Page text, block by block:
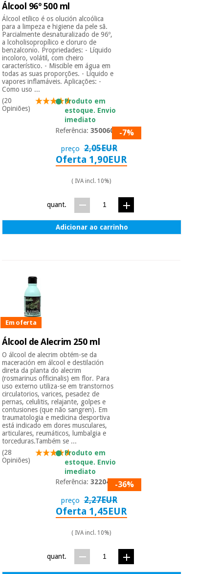
Álcool 96º 500 ml
Álcool etílico é os olución alcoólica
para a limpeza e higiene da pele sã.
Parcialmente desnaturalizado de 96º,
a lcoholisopropílico e cloruro de
benzalconio. Propriedades: - Líquido
incoloro, volátil, com cheiro
característico. - Miscible em água em
todas as suas proporções. - Líquido e
vapores inflamáveis. Aplicações: -
Como uso ...
(20
Opiniões)
Produto em
estoque. Envio
imediato
Referência:3500601 -7%
preço 2,05EUR
Oferta 1,90EUR
( IVA incl. 10%)
quant.
Adicionar ao carrinho
Em oferta
Álcool de Alecrim 250 ml
O álcool de alecrim obtém-se da
maceración em álcool e destilación
direta da planta do alecrim
(rosmarinus officinalis) em flor. Para
uso externo utiliza-se em transtornos
circulatorios, varices, pesadez de
pernas, celulitis, relajante, golpes e
contusiones (que não sangren). Em
traumatologia e medicina desportiva
está indicado em dores musculares,
articulares, reumáticos, lumbalgia e
torceduras.Também se ...
(28
Opiniões)
Produto em
estoque. Envio
imediato
Referência:3220401-36%
preço 2,27EUR
Oferta 1,45EUR
( IVA incl. 10%)
quant.